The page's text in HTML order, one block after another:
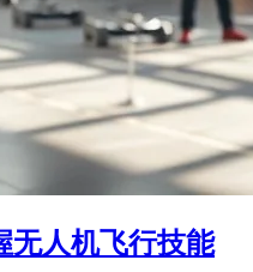
无人机飞行技能